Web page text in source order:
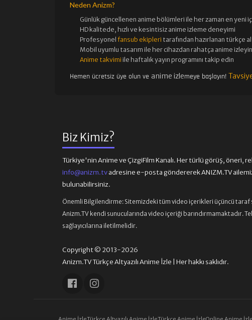
Neden Anizm?
Günlük güncellenen anime bölümleri ile her zaman en yeni
HD kalitede, hızlı ve kesintisiz anime izleme deneyimi
Profesyonel fansub ekipleri tarafından hazırlanan türkçe
Mobil uyumlu tasarım ile her cihazdan rahatça anime izleyin
Anime takvimi ile haftalık yayın programını takip edin
Hemen ücretsiz üye olun ve anime izlemeye başlayın!
Biz Kimiz?
Türkiye'nin Anime ve ÇizgiFilm Kanalı. Her türlü görüş, öneri,
info@anizm.tvadresine e-posta göndererek ANIZM.TV
bulunabilirsiniz.
Önemli Bilgilendirme:Sitemizdeki tüm video içerikleri üçüncü taraf
Anizm.TV kendi sunucularında video içeriği barındırmamaktadır.
sağlayıcılarına iletilmelidir.
Copyright © 2013-2026
Anizm.TV Türkçe Altyazılı Anime İzle | Her hakkı saklıdır.